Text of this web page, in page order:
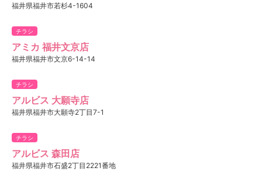
福井県福井市若杉4-1604
チラシ
アミカ 福井文京店
福井県福井市文京6-14-14
チラシ
アルビス 大願寺店
福井県福井市大願寺2丁目7-1
チラシ
アルビス 森田店
福井県福井市石盛2丁目2221番地